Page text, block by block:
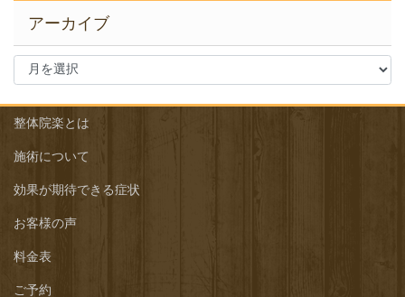
アーカイブ
ア
イ
整体院楽とは
施術について
効果が期待できる症状
お客様の声
料金表
ご予約